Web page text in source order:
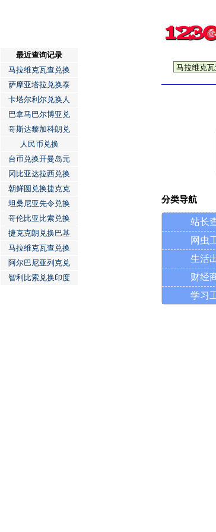
最近查询记录
马拉维克瓦查兑换
萨摩亚塔拉兑换泰
卡塔尔利尔兑换人
巴拿马巴尔博亚兑
哥斯达黎加科朗兑
人民币兑换
台币兑换开曼岛元
冈比亚达拉西兑换
朝鲜圆兑换捷克克
坦桑尼亚先令兑换
哥伦比亚比索兑换
捷克克朗兑换巴基
马拉维克瓦查兑换
阿尔巴尼亚列克兑
智利比索兑换印度
分类导航
站长
网虫
生活
财经
学习